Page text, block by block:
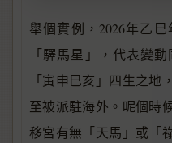
舉個實例，2026年乙
「驛馬星」，代表變
「寅申巳亥」四生之地
至被派駐海外。呢個時
移宮有無「天馬」或「